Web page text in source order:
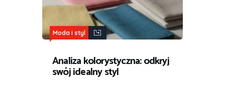
Moda i styl
Analiza kolorystyczna: odkryj
swój idealny styl